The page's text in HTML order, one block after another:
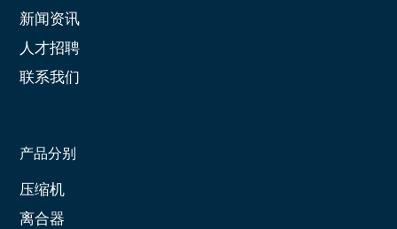
新闻资讯
人才招聘
联系我们
产品分别
压缩机
离合器